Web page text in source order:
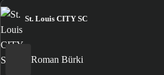
St. Louis CITY SC
Roman Bürki